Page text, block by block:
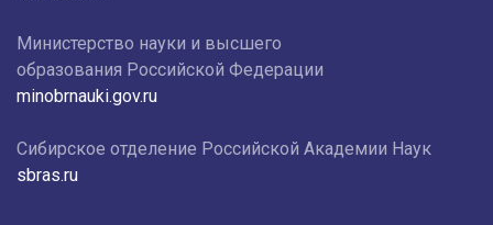
Министерство науки и высшего
образования Российской Федерации
minobrnauki.gov.ru
Сибирское отделение Российской Академии Наук
sbras.ru